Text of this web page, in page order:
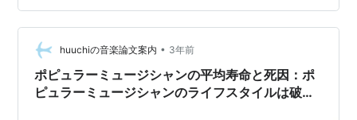
シック系は特大ジャンルすぎたので今回は除外していま
す） 「どうぶつの森」をまったく知らなくても楽しめる
記事となっています。 お気軽に読んでみてください◎ イ
ントロ アイルランド・ケルト 「ア…
huuchiの音楽論文案内 • 3年前
ポピュラーミュージシャンの平均寿命と死因：ポ
ピュラーミュージシャンのライフスタイルは破滅